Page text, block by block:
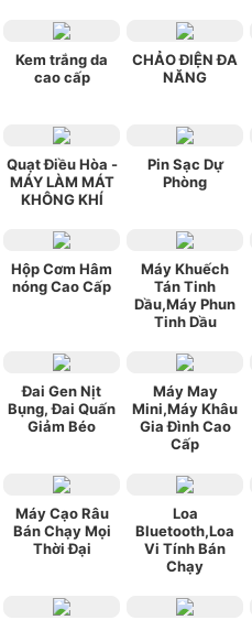
Kem trắng da
cao cấp
CHẢO ĐIỆN ĐA
NĂNG
Quạt Điều Hòa -
MÁY LÀM MÁT
KHÔNG KHÍ
Pin Sạc Dự
Phòng
Hộp Cơm Hâm
nóng Cao Cấp
Máy Khuếch
Tán Tinh
Dầu,Máy Phun
Tinh Dầu
Đai Gen Nịt
Bụng, Đai Quấn
Giảm Béo
Máy May
Mini,Máy Khâu
Gia Đình Cao
Cấp
Máy Cạo Râu
Bán Chạy Mọi
Thời Đại
Loa
Bluetooth,Loa
Vi Tính Bán
Chạy